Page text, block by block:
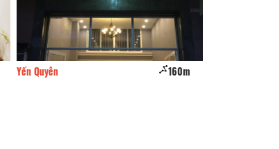
160m Liên Hương hotel